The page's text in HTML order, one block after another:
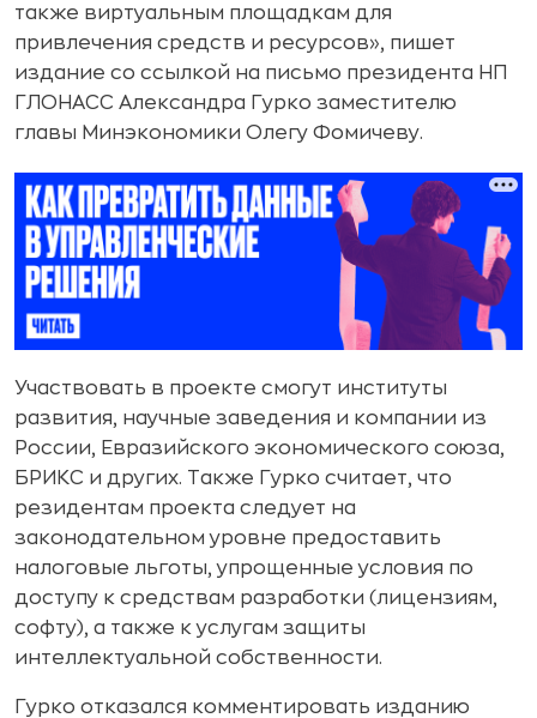
также виртуальным площадкам для
привлечения средств и ресурсов», пишет
издание со ссылкой на письмо президента НП
ГЛОНАСС Александра Гурко заместителю
главы Минэкономики Олегу Фомичеву.
Участвовать в проекте смогут институты
развития, научные заведения и компании из
России, Евразийского экономического союза,
БРИКС и других. Также Гурко считает, что
резидентам проекта следует на
законодательном уровне предоставить
налоговые льготы, упрощенные условия по
доступу к средствам разработки (лицензиям,
софту), а также к услугам защиты
интеллектуальной собственности.
Гурко отказался комментировать изданию